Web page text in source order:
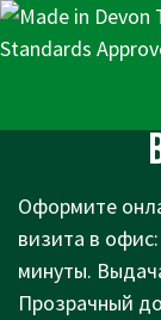
↓
Skip
Main
Оформите
визита в
минуты.
Прозрачный